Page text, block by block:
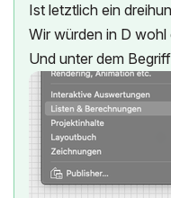
Ist letztlich ein
Wir würden in D
Und unter dem